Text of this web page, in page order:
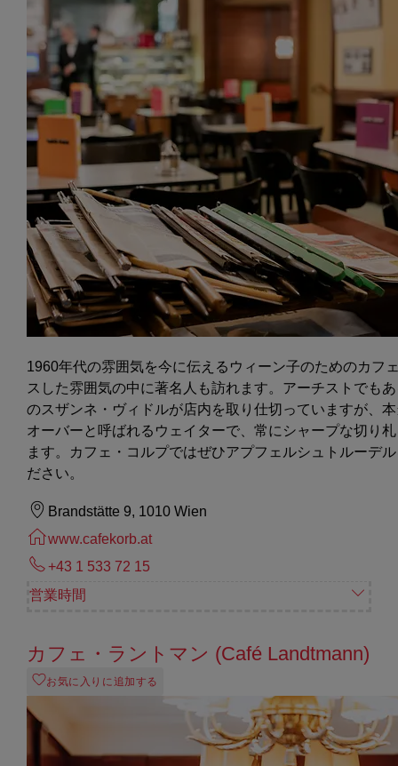
1960年代の雰囲気を今に伝えるウィーン子のためのカフ
スした雰囲気の中に著名人も訪れます。アーチストでも
のスザンネ・ヴィドルが店内を取り仕切っていますが、
オーバーと呼ばれるウェイターで、常にシャープな切り
ます。カフェ・コルプではぜひアプフェルシュトルーデ
ださい。
Brandstätte 9, 1010 Wien
www.cafekorb.at
+43 1 533 72 15
営業時間
カフェ・ラントマン (Café Landtmann)
お気に入りに追加する